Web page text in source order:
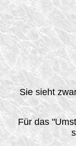
Sie sieht
Für das